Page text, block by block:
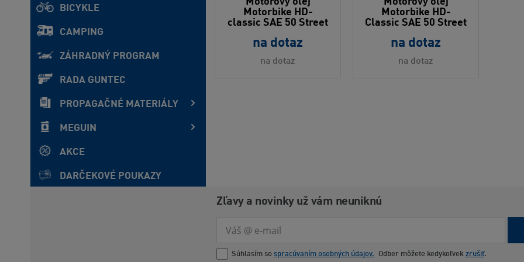
BICYKLE
CAMPING
ZÁHRADNÝ PROGRAM
RADA GUNTEC
PROPAGAČNÉ MATERIÁLY
MEGUIN
AKCE
DARČEKOVÉ POUKAZY
Motorbike HD-
classic SAE 50 Street
na dotaz
na dotaz
Motorbike HD-
Classic SAE 50 Street
na dotaz
na dotaz
Zľavy a novinky už vám neuniknú
Súhlasím so spracúvaním osobných údajov. Odber môžete kedykoľvek zrušiť.